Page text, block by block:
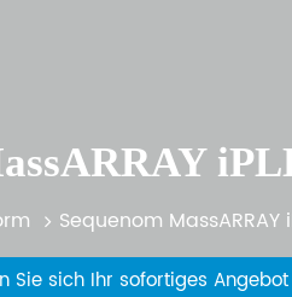
Sequenom MassARRAY
Sie sich Ihr sofortiges Angebot